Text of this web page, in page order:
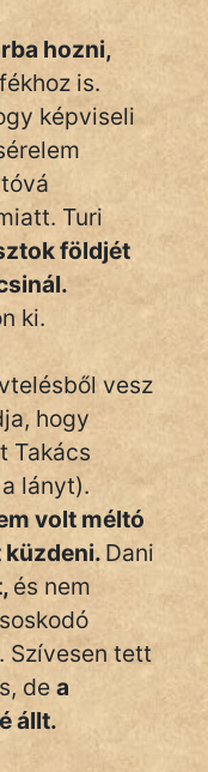
hozni,
is.
képviseli
Turi
földjét
ki.
vesz
hogy
Takács
lányt).
volt méltó
küzdeni. Dani
és nem
Szívesen tett
de a
állt.